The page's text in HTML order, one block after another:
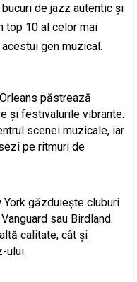
de jazz autentic și
top 10 al celor mai
gen muzical.
păstrează
și festivalurile vibrante.
scenei muzicale, iar
pe ritmuri de
găzduiește cluburi
sau Birdland.
calitate, cât și
ului.